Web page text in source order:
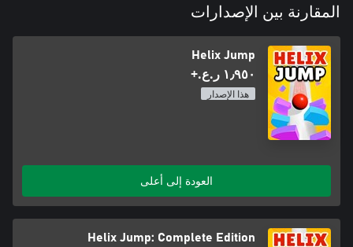
المقارنة بين الإصدارات
Helix Jump
١٫٩٥٠ ر.ع.‏+
هذا الإصدار
العودة إلى أعلى
Helix Jump: Complete Edition